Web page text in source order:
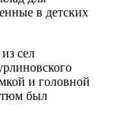
в детских
сел
и головной
был